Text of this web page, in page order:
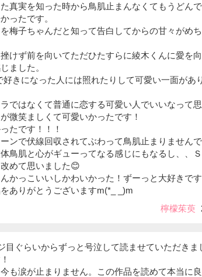
真実を知った時から鳥肌止まんなくてもうどん
ったです。
梅子ちゃんだと知って告白してからの甘々がめ
けず前を向いてただひたすらに綾木くんに愛を
ました。
きになった人には照れたりして可愛い一面があ
ではなくて普通に恋する可愛い人でいいなって思
微笑ましくて可愛いかったです！
たです！！！
ンで伏線回収されてぶわって鳥肌止まりません
鳥肌と心がギューってなる感じにもなるし、、
めて思いました😊
かっこいいしかわいかった！ずーっと大好きで
ありがとうございますm(*_ _)m
檸檬茱萸
目ぐらいからずっと号泣して読ませていただきま
も涙が止まりません。この作品を読めて本当に良